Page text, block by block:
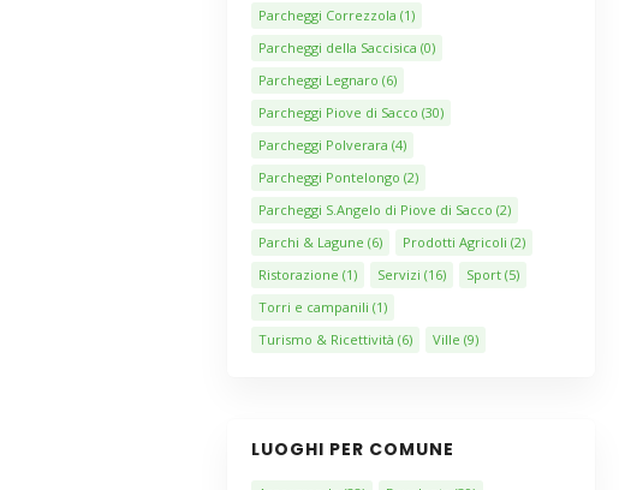
Parcheggi Correzzola (1)
Parcheggi della Saccisica (0)
Parcheggi Legnaro (6)
Parcheggi Piove di Sacco (30)
Parcheggi Polverara (4)
Parcheggi Pontelongo (2)
Parcheggi S.Angelo di Piove di Sacco (2)
Parchi & Lagune (6) Prodotti Agricoli (2)
Ristorazione (1) Servizi (16) Sport(5)
Torri e campanili (1)
Turismo & Ricettività (6) Ville (9)
LUOGHI PER COMUNE